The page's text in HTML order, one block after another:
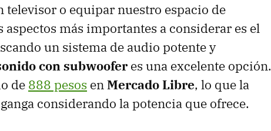
o equipar nuestro espacio de
más importantes a considerar es el
un sistema de audio potente y
con subwoofer es una excelente opción.
de 888 pesos enMercado Libre, lo que la
considerando la potencia que ofrece.